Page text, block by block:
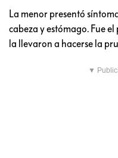
La menor presentó
cabeza y estómago. Fue
la llevaron a hacerse la
▼